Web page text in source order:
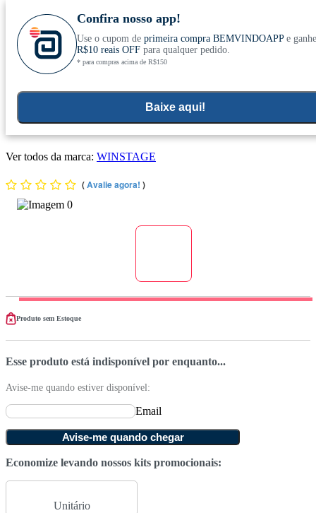
Conheça nosso site novo! E comemore com
ofertas especiais
0
Confira nosso app!
Use o cupom de primeira compra BEMVINDOAPPe ganhe
R$10 reais OFF para qualquer pedido.
* para compras acima de R$150
Baixe aqui!
Display C/12x Mini Barra De Proteína Sabor Chocolate Com
Ver todos da marca: WINSTAGE
(Avalie agora! )
Produto sem Estoque
Esse produto está indisponível por enquanto...
Avise-me quando estiver disponível:
Email
Avise-me quando chegar
Economize levando nossos kits promocionais:
Unitário